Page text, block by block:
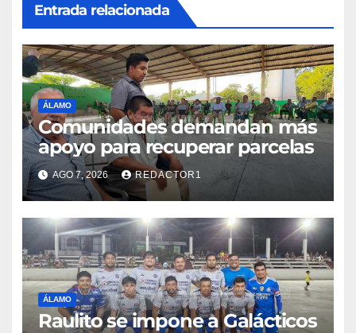
Entrada relacionada
ÁLAMO
Comunidades demandan más
apoyo para recuperar parcelas
AGO 7, 2026 REDACTOR1
ÁLAMO
Raulito se impone a Galácticos